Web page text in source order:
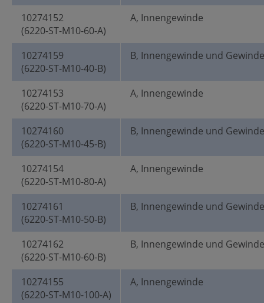
10274152
(6220-ST-M10-60-A)
A, Innengewinde
10274159
(6220-ST-M10-40-B)
B, Innengewinde und
10274153
(6220-ST-M10-70-A)
A, Innengewinde
10274160
(6220-ST-M10-45-B)
B, Innengewinde und
10274154
(6220-ST-M10-80-A)
A, Innengewinde
10274161
(6220-ST-M10-50-B)
B, Innengewinde und
10274162
(6220-ST-M10-60-B)
B, Innengewinde und
10274155
(6220-ST-M10-100-A)
A, Innengewinde